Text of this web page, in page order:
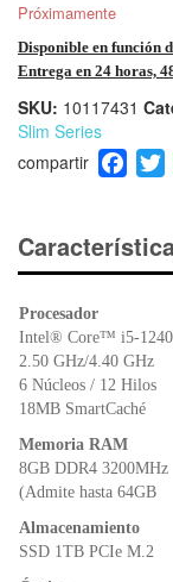
Próximamente
Disponible en función
Entrega en 24 horas,
SKU: 10117431
Slim Series
F
a
e
b
o
k
Procesador
Intel® Core™ i5-
2.50 GHz/4.40 GHz
6 Núcleos / 12 Hilos
18MB SmartCaché
Memoria RAM
8GB DDR4 3200MHz
(Admite hasta 64GB
Almacenamiento
SSD 1TB PCIe M.2